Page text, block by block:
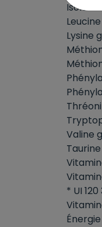
Leucine
Lysine g
Valine
Taurine
* UI 120